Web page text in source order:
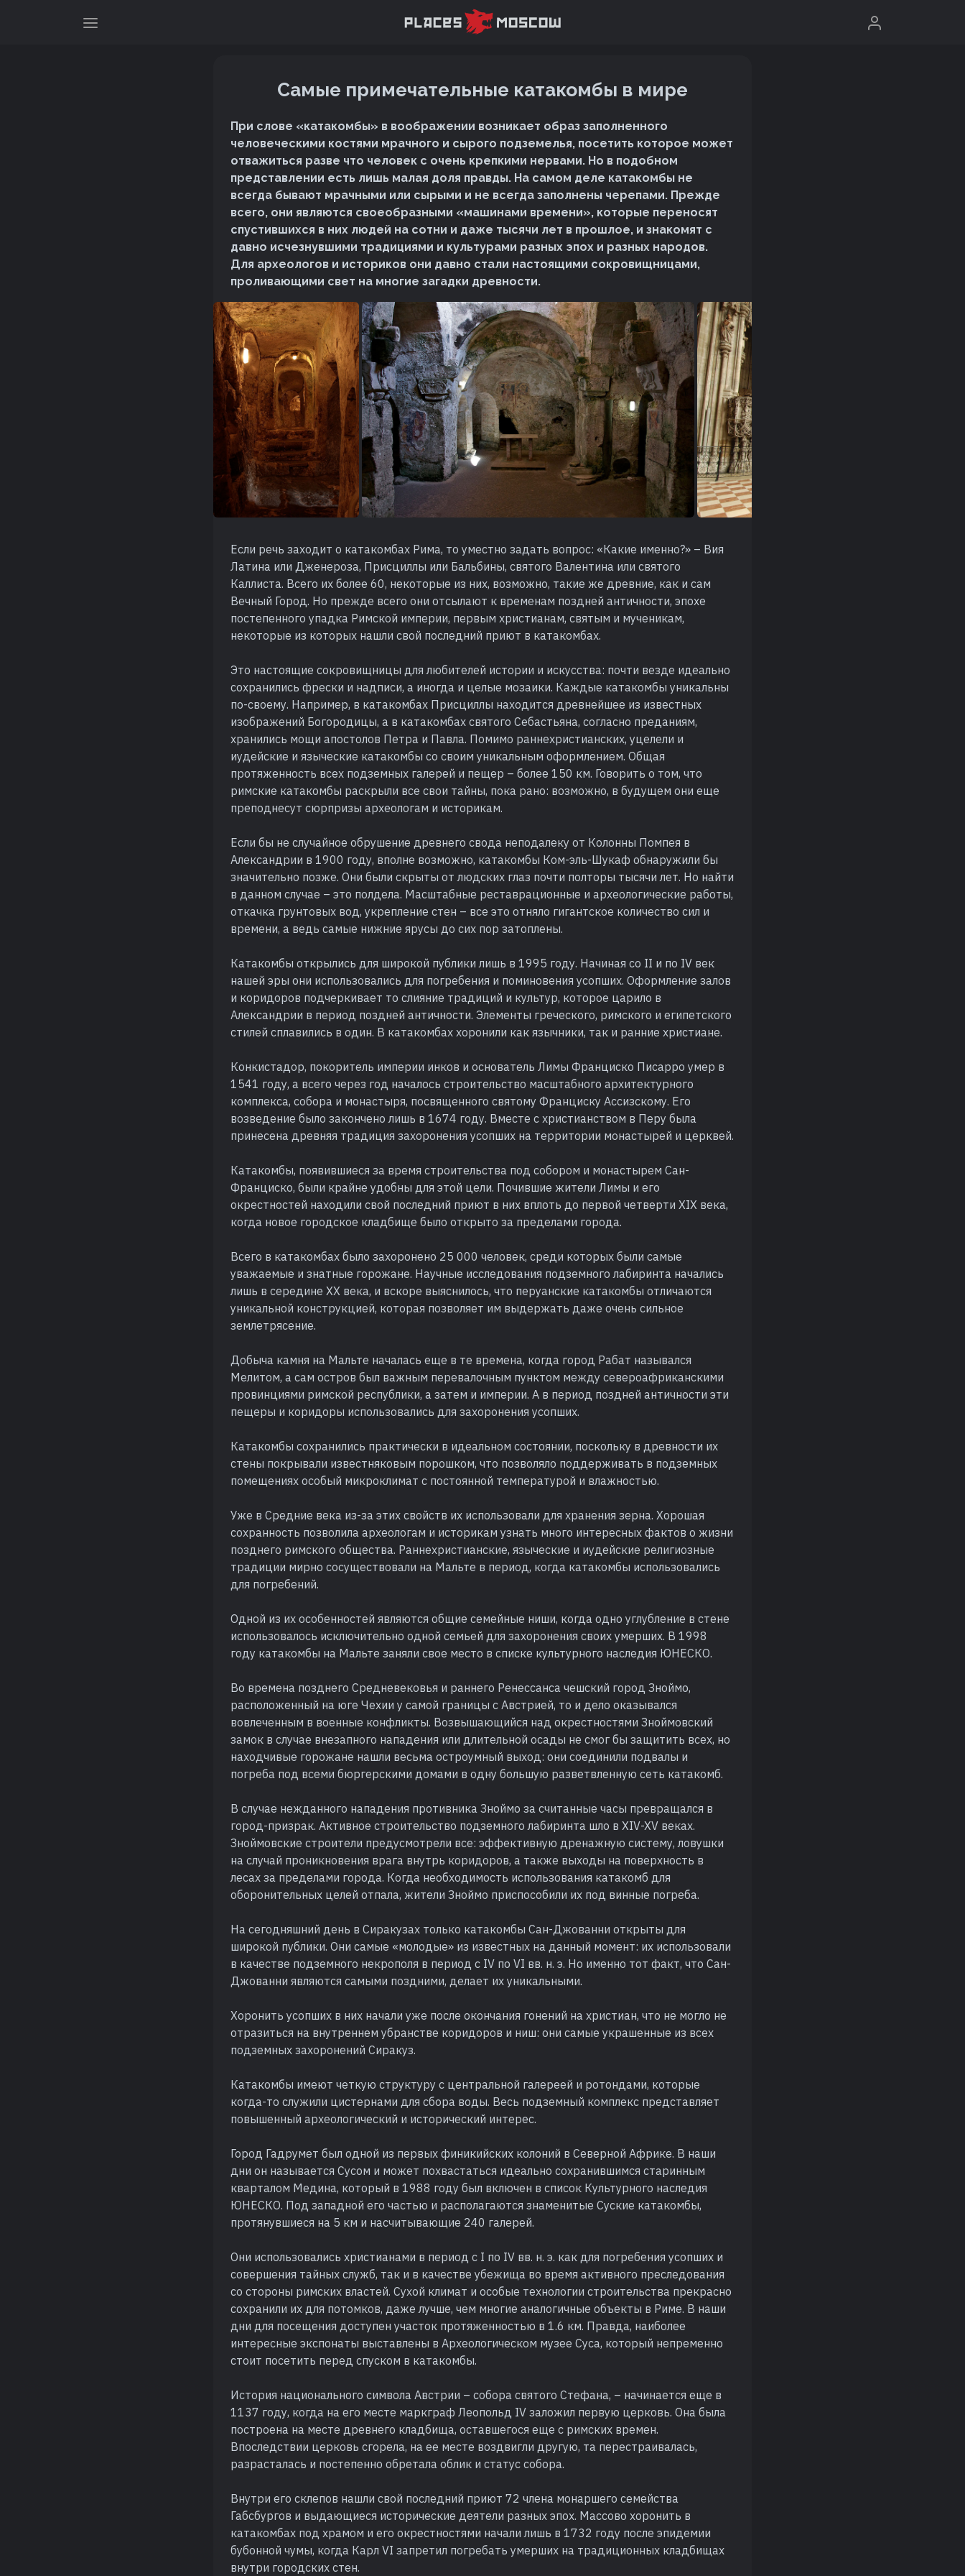
Самые примечательные катакомбы в мире
При слове «катакомбы» в воображении возникает образ заполненного
человеческими костями мрачного и сырого подземелья, посетить которое может
отважиться разве что человек с очень крепкими нервами. Но в подобном
представлении есть лишь малая доля правды. На самом деле катакомбы не
всегда бывают мрачными или сырыми и не всегда заполнены черепами. Прежде
всего, они являются своеобразными «машинами времени», которые переносят
спустившихся в них людей на сотни и даже тысячи лет в прошлое, и знакомят с
давно исчезнувшими традициями и культурами разных эпох и разных народов.
Для археологов и историков они давно стали настоящими сокровищницами,
проливающими свет на многие загадки древности.
Если речь заходит о катакомбах Рима, то уместно задать вопрос: «Какие именно?» – Вия
Латина или Дженероза, Присциллы или Бальбины, святого Валентина или святого
Каллиста. Всего их более 60, некоторые из них, возможно, такие же древние, как и сам
Вечный Город. Но прежде всего они отсылают к временам поздней античности, эпохе
постепенного упадка Римской империи, первым христианам, святым и мученикам,
некоторые из которых нашли свой последний приют в катакомбах.
Это настоящие сокровищницы для любителей истории и искусства: почти везде идеально
сохранились фрески и надписи, а иногда и целые мозаики. Каждые катакомбы уникальны
по-своему. Например, в катакомбах Присциллы находится древнейшее из известных
изображений Богородицы, а в катакомбах святого Себастьяна, согласно преданиям,
хранились мощи апостолов Петра и Павла. Помимо раннехристианских, уцелели и
иудейские и языческие катакомбы со своим уникальным оформлением. Общая
протяженность всех подземных галерей и пещер – более 150 км. Говорить о том, что
римские катакомбы раскрыли все свои тайны, пока рано: возможно, в будущем они еще
преподнесут сюрпризы археологам и историкам.
Если бы не случайное обрушение древнего свода неподалеку от Колонны Помпея в
Александрии в 1900 году, вполне возможно, катакомбы Ком-эль-Шукаф обнаружили бы
значительно позже. Они были скрыты от людских глаз почти полторы тысячи лет. Но найти
в данном случае – это полдела. Масштабные реставрационные и археологические работы,
откачка грунтовых вод, укрепление стен – все это отняло гигантское количество сил и
времени, а ведь самые нижние ярусы до сих пор затоплены.
Катакомбы открылись для широкой публики лишь в 1995 году. Начиная со II и по IV век
нашей эры они использовались для погребения и поминовения усопших. Оформление залов
и коридоров подчеркивает то слияние традиций и культур, которое царило в
Александрии в период поздней античности. Элементы греческого, римского и египетского
стилей сплавились в один. В катакомбах хоронили как язычники, так и ранние христиане.
Конкистадор, покоритель империи инков и основатель Лимы Франциско Писарро умер в
1541 году, а всего через год началось строительство масштабного архитектурного
комплекса, собора и монастыря, посвященного святому Франциску Ассизскому. Его
возведение было закончено лишь в 1674 году. Вместе с христианством в Перу была
принесена древняя традиция захоронения усопших на территории монастырей и церквей.
Катакомбы, появившиеся за время строительства под собором и монастырем Сан-
Франциско, были крайне удобны для этой цели. Почившие жители Лимы и его
окрестностей находили свой последний приют в них вплоть до первой четверти XIX века,
когда новое городское кладбище было открыто за пределами города.
Всего в катакомбах было захоронено 25 000 человек, среди которых были самые
уважаемые и знатные горожане. Научные исследования подземного лабиринта начались
лишь в середине XX века, и вскоре выяснилось, что перуанские катакомбы отличаются
уникальной конструкцией, которая позволяет им выдержать даже очень сильное
землетрясение.
Добыча камня на Мальте началась еще в те времена, когда город Рабат назывался
Мелитом, а сам остров был важным перевалочным пунктом между североафриканскими
провинциями римской республики, а затем и империи. А в период поздней античности эти
пещеры и коридоры использовались для захоронения усопших.
Катакомбы сохранились практически в идеальном состоянии, поскольку в древности их
стены покрывали известняковым порошком, что позволяло поддерживать в подземных
помещениях особый микроклимат с постоянной температурой и влажностью.
Уже в Средние века из-за этих свойств их использовали для хранения зерна. Хорошая
сохранность позволила археологам и историкам узнать много интересных фактов о жизни
позднего римского общества. Раннехристианские, языческие и иудейские религиозные
традиции мирно сосуществовали на Мальте в период, когда катакомбы использовались
для погребений.
Одной из их особенностей являются общие семейные ниши, когда одно углубление в стене
использовалось исключительно одной семьей для захоронения своих умерших. В 1998
году катакомбы на Мальте заняли свое место в списке культурного наследия ЮНЕСКО.
Во времена позднего Средневековья и раннего Ренессанса чешский город Зноймо,
расположенный на юге Чехии у самой границы с Австрией, то и дело оказывался
вовлеченным в военные конфликты. Возвышающийся над окрестностями Зноймовский
замок в случае внезапного нападения или длительной осады не смог бы защитить всех, но
находчивые горожане нашли весьма остроумный выход: они соединили подвалы и
погреба под всеми бюргерскими домами в одну большую разветвленную сеть катакомб.
В случае нежданного нападения противника Зноймо за считанные часы превращался в
город-призрак. Активное строительство подземного лабиринта шло в XIV-XV веках.
Зноймовские строители предусмотрели все: эффективную дренажную систему, ловушки
на случай проникновения врага внутрь коридоров, а также выходы на поверхность в
лесах за пределами города. Когда необходимость использования катакомб для
оборонительных целей отпала, жители Зноймо приспособили их под винные погреба.
На сегодняшний день в Сиракузах только катакомбы Сан-Джованни открыты для
широкой публики. Они самые «молодые» из известных на данный момент: их использовали
в качестве подземного некрополя в период с IV по VI вв. н. э. Но именно тот факт, что Сан-
Джованни являются самыми поздними, делает их уникальными.
Хоронить усопших в них начали уже после окончания гонений на христиан, что не могло не
отразиться на внутреннем убранстве коридоров и ниш: они самые украшенные из всех
подземных захоронений Сиракуз.
Катакомбы имеют четкую структуру с центральной галереей и ротондами, которые
когда-то служили цистернами для сбора воды. Весь подземный комплекс представляет
повышенный археологический и исторический интерес.
Город Гадрумет был одной из первых финикийских колоний в Северной Африке. В наши
дни он называется Сусом и может похвастаться идеально сохранившимся старинным
кварталом Медина, который в 1988 году был включен в список Культурного наследия
ЮНЕСКО. Под западной его частью и располагаются знаменитые Суские катакомбы,
протянувшиеся на 5 км и насчитывающие 240 галерей.
Они использовались христианами в период с I по IV вв. н. э. как для погребения усопших и
совершения тайных служб, так и в качестве убежища во время активного преследования
со стороны римских властей. Сухой климат и особые технологии строительства прекрасно
сохранили их для потомков, даже лучше, чем многие аналогичные объекты в Риме. В наши
дни для посещения доступен участок протяженностью в 1.6 км. Правда, наиболее
интересные экспонаты выставлены в Археологическом музее Суса, который непременно
стоит посетить перед спуском в катакомбы.
История национального символа Австрии – собора святого Стефана, – начинается еще в
1137 году, когда на его месте маркграф Леопольд IV заложил первую церковь. Она была
построена на месте древнего кладбища, оставшегося еще с римских времен.
Впоследствии церковь сгорела, на ее месте воздвигли другую, та перестраивалась,
разрасталась и постепенно обретала облик и статус собора.
Внутри его склепов нашли свой последний приют 72 члена монаршего семейства
Габсбургов и выдающиеся исторические деятели разных эпох. Массово хоронить в
катакомбах под храмом и его окрестностями начали лишь в 1732 году после эпидемии
бубонной чумы, когда Карл VI запретил погребать умерших на традиционных кладбищах
внутри городских стен.